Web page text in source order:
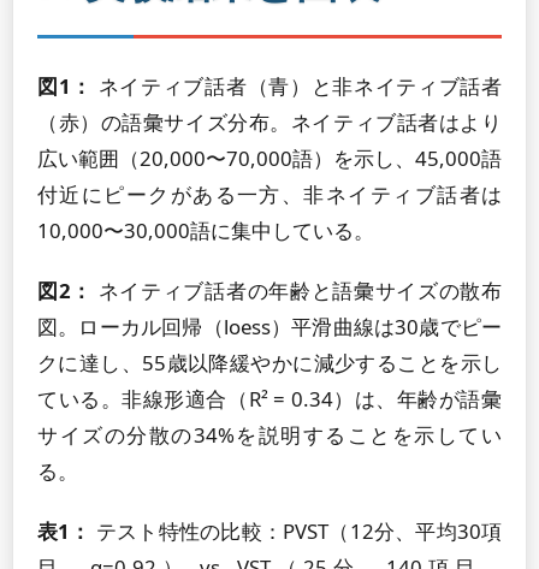
図1： ネイティブ話者（青）と非ネイティブ話者
（赤）の語彙サイズ分布。ネイティブ話者はより
広い範囲（20,000〜70,000語）を示し、45,000語
付近にピークがある一方、非ネイティブ話者は
10,000〜30,000語に集中している。
図2： ネイティブ話者の年齢と語彙サイズの散布
図。ローカル回帰（loess）平滑曲線は30歳でピー
クに達し、55歳以降緩やかに減少することを示し
ている。非線形適合（R² = 0.34）は、年齢が語彙
サイズの分散の34%を説明することを示してい
る。
表1： テスト特性の比較：PVST（12分、平均30項